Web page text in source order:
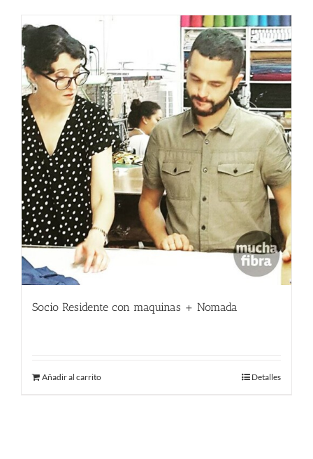
Socio Residente con maquinas + Nomada
Añadir al carrito Detalles